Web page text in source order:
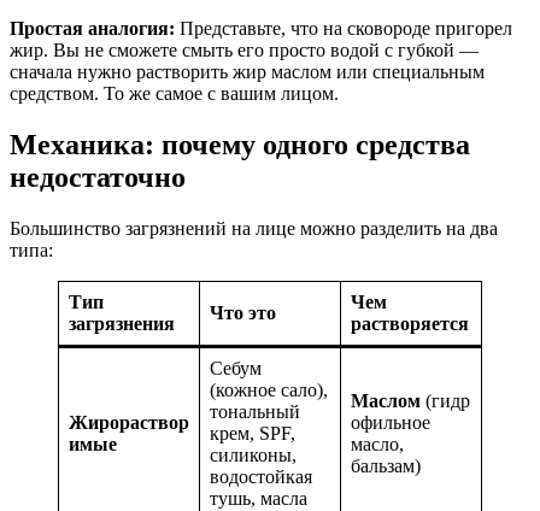
Простая аналогия: Представьте, что на сковороде пригорел
жир. Вы не сможете смыть его просто водой с губкой —
сначала нужно растворить жир маслом или специальным
средством. То же самое с вашим лицом.
Механика: почему одного средства
недостаточно
Большинство загрязнений на лице можно разделить на два
типа:
Тип
загрязнения
Что это
Чем
растворяется
Жирораствор
имые
Себум
(кожное сало),
тональный
крем, SPF,
силиконы,
водостойкая
тушь, масла
Маслом (гидр
офильное
масло,
бальзам)